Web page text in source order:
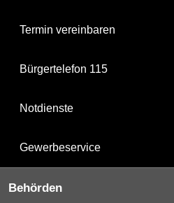
Termin vereinbaren
Bürgertelefon 115
Notdienste
Gewerbeservice
Behörden